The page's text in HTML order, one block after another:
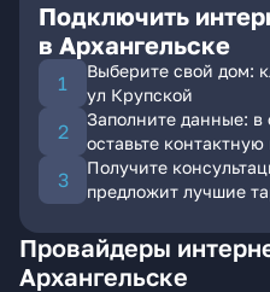
Подключить
в Архангельске
Выберите свой дом:
ул Крупской
Заполните данные:
оставьте
Получите
предложит лучшие
Провайдеры
Архангельске